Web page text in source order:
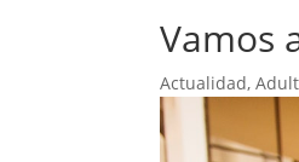
Vamos
Actualidad,